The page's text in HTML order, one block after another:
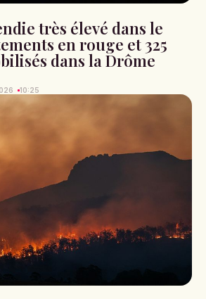
très élevé dans le
en rouge et 325
dans la Drôme
10:25